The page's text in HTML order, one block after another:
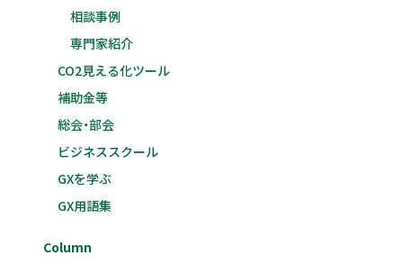
相談事例
専門家紹介
CO2見える化ツール
補助金等
総会・部会
ビジネススクール
GXを学ぶ
GX用語集
Column